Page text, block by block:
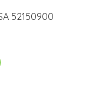
52150900